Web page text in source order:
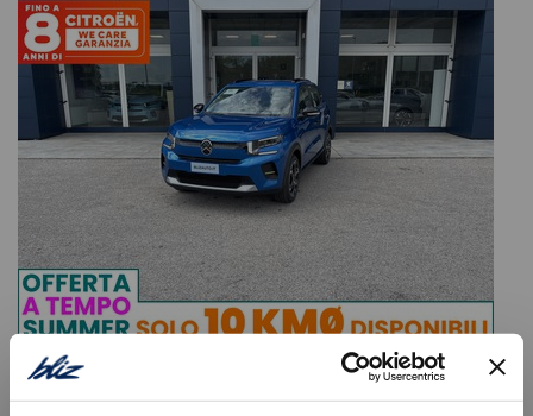
Citroen
1.2 puretech turbo plus 100cv s&s